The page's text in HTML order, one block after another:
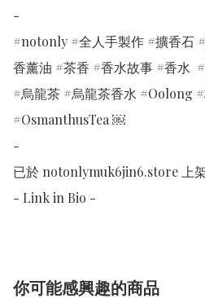
-
#notonly #全人手製作 #擴香石
香薰油 #茶香 #香水故事 #香水
#烏龍茶 #烏龍茶香水 #Oolong
#OsmanthusTea ￼
-
已於 notonlymuk6jin6.store 上
- Link in Bio -
你可能感興趣的商品